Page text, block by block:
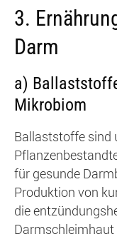
3.
Darm
a)
Mikrobiom
Ballaststoffe sind
für gesunde
Produktion von
die
Darmschleimhaut